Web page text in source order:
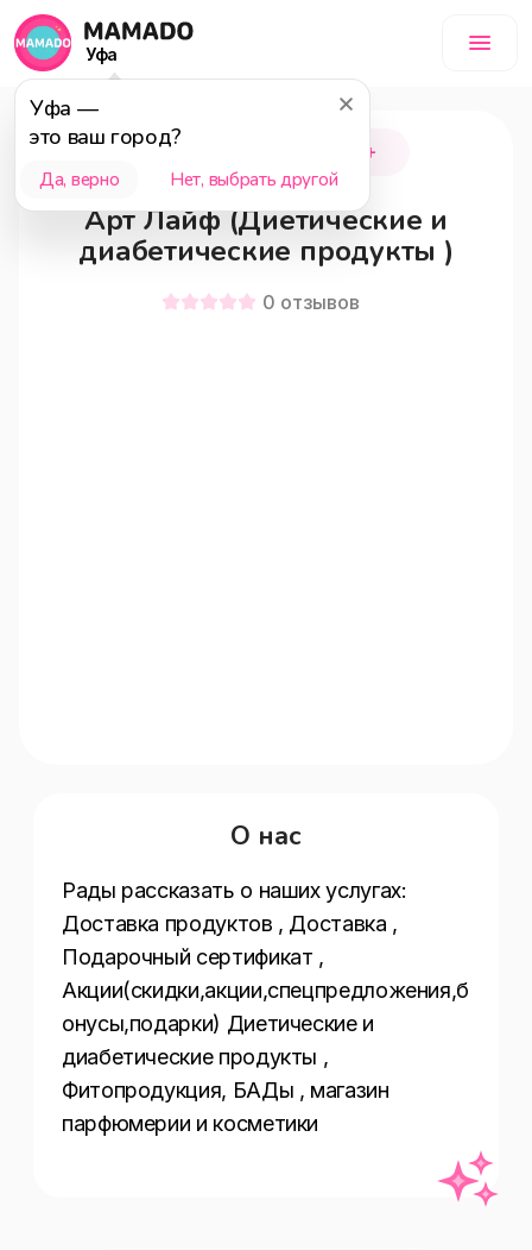
Уфа
Уфа —
это ваш город?
Да, верно Нет, выбрать другой
Нефтекамск 18+
Арт Лайф (Диетические и
диабетические продукты )
0 отзывов
О нас
Рады рассказать о наших услугах:
Доставка продуктов , Доставка ,
Подарочный сертификат ,
Акции(скидки,акции,спецпредложения,б
онусы,подарки) Диетические и
диабетические продукты ,
Фитопродукция, БАДы , магазин
парфюмерии и косметики